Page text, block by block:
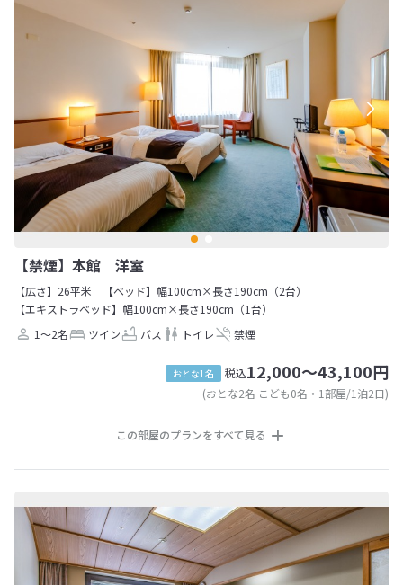
【禁煙】本館 洋室
【広さ】26平米
【ベッド】幅100cm×長さ190cm（2台）
【エキストラベッド】幅100cm×長さ190cm（1台）
1～2名
ツイン バス トイレ 禁煙
おとな1名 税込12,000～43,100円
(おとな2名 こども0名・1部屋/1泊2日)
この部屋のプランをすべて見る